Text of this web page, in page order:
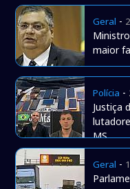
Geral -
maior
Polícia -
Justiça
MS
Geral -